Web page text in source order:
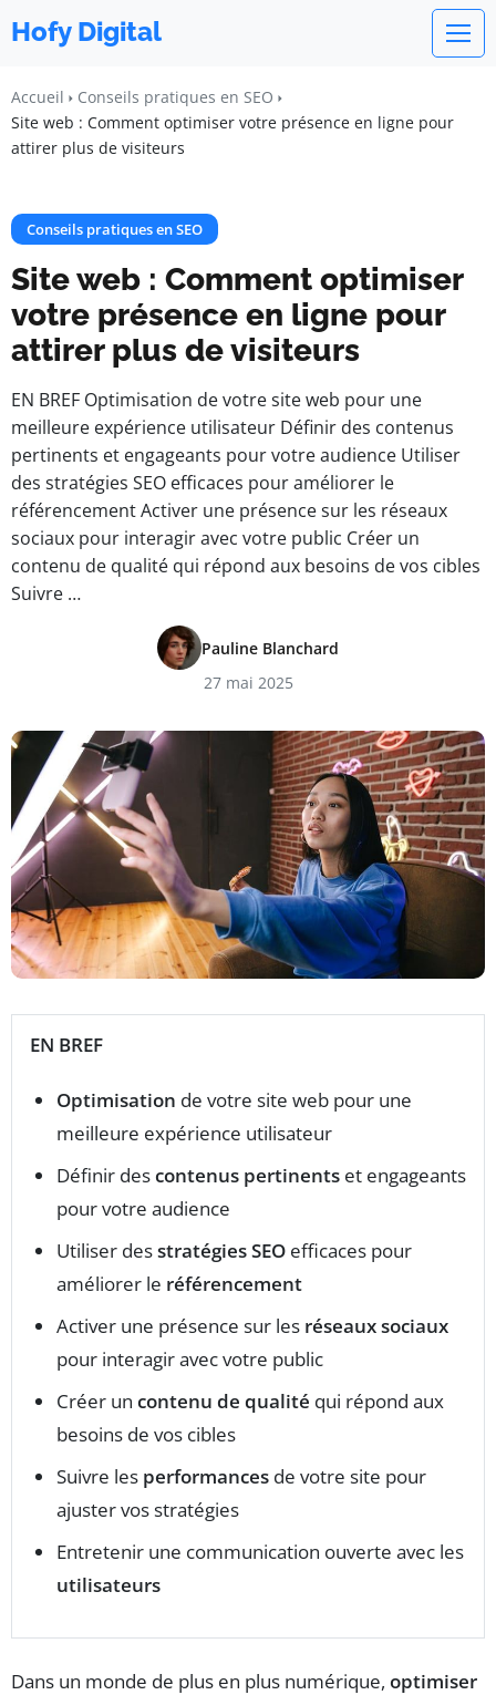
Hofy Digital
Accueil
Conseils pratiques en SEO
Site web : Comment optimiser votre présence en ligne pour
attirer plus de visiteurs
Conseils pratiques en SEO
Site web : Comment optimiser
votre présence en ligne pour
attirer plus de visiteurs
EN BREF Optimisation de votre site web pour une
meilleure expérience utilisateur Définir des contenus
pertinents et engageants pour votre audience Utiliser
des stratégies SEO efficaces pour améliorer le
référencement Activer une présence sur les réseaux
sociaux pour interagir avec votre public Créer un
contenu de qualité qui répond aux besoins de vos cibles
Suivre …
Pauline Blanchard
27 mai 2025
EN BREF
Optimisation de votre site web pour une
meilleure expérience utilisateur
Définir descontenus pertinents et engageants
pour votre audience
Utiliser desstratégies SEO efficaces pour
améliorer le référencement
Activer une présence sur les réseaux sociaux
pour interagir avec votre public
Créer un contenu de qualité qui répond aux
besoins de vos cibles
Suivre les performances de votre site pour
ajuster vos stratégies
Entretenir une communication ouverte avec les
utilisateurs
Dans un monde de plus en plus numérique, optimiser